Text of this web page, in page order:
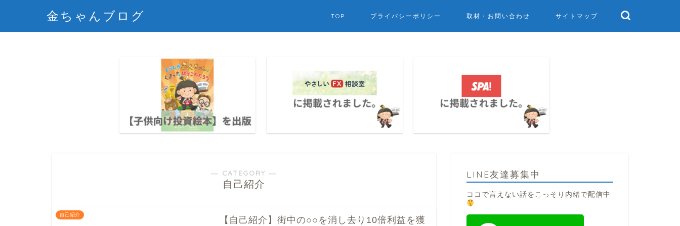
金ちゃんブログ TOP プライバシーポリシー 取材・お問い合わせ サイトマップ
― CATEGORY ―
自己紹介
自己紹介
【自己紹介】街中の○○を消し去り10倍利益を獲
LINE友達募集中
ココで言えない話をこっそり内緒で配信中